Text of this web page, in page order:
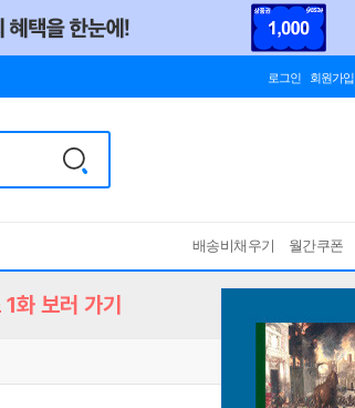
로그인 회원가입
배송비채우기 월간쿠폰
화 보러 가기